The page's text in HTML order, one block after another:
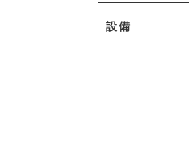
設備